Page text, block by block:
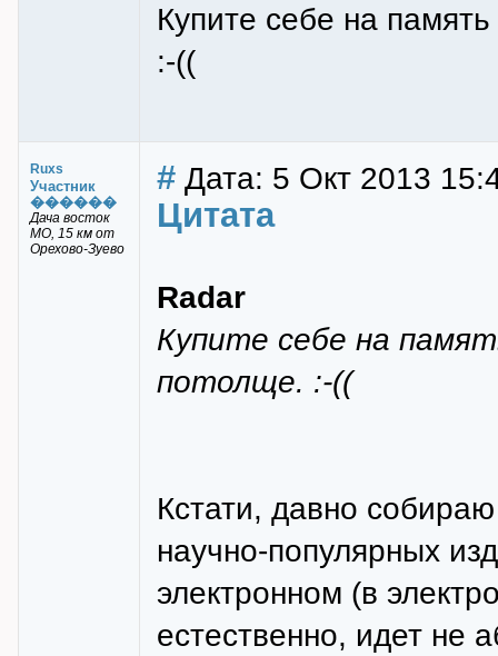
Купите себе на
:-((
Ruxs
Участник
������
Дача восток
МО, 15 км от
Орехово-Зуево
# Дата: 5 Окт 2013
Цитата
Radar
Купите себе на
потолще. :-((
Кстати, давно
научно-популярных
электронном (в
естественно, идет не